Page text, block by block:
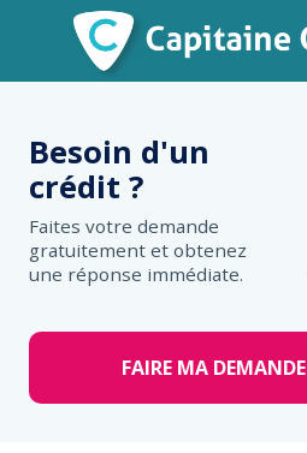
Besoin d'un
crédit ?
Faites votre demande
gratuitement et obtenez
une réponse immédiate.
FAIRE MA